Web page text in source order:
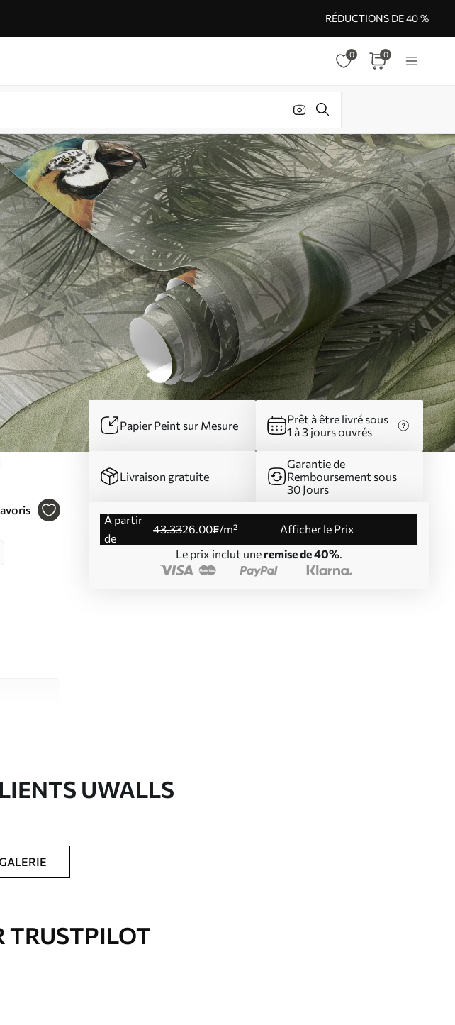
RÉDUCTIONS DE 40 %
0 0
Papier Peint sur Mesure
Prêt à être livré sous
1 à 3 jours ouvrés
Livraison gratuite
Garantie de
Remboursement sous
30 Jours
à partir
de
43.3326.00₣/m²
Afficher le Prix
Le prix inclut une remise de 40%.
UWALLS
TRUSTPILOT